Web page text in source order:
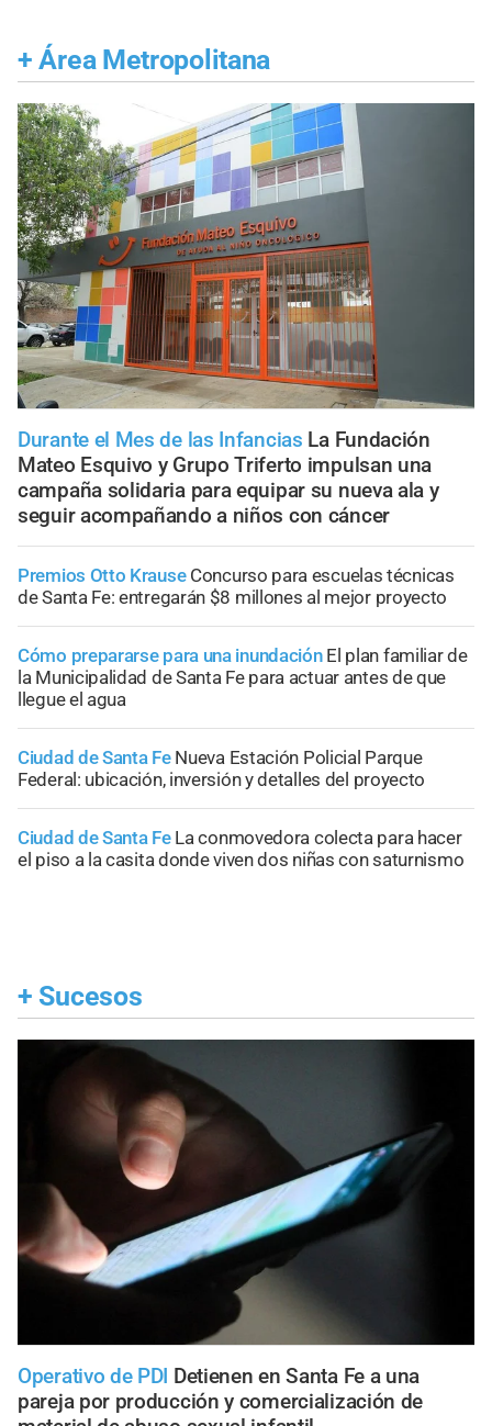
+ Área Metropolitana
Durante el Mes de las Infancias La Fundación
Mateo Esquivo y Grupo Triferto impulsan una
campaña solidaria para equipar su nueva ala y
seguir acompañando a niños con cáncer
Premios Otto Krause Concurso para escuelas técnicas
de Santa Fe: entregarán $8 millones al mejor proyecto
Cómo prepararse para una inundación El plan familiar de
la Municipalidad de Santa Fe para actuar antes de que
llegue el agua
Ciudad de Santa Fe Nueva Estación Policial Parque
Federal: ubicación, inversión y detalles del proyecto
Ciudad de Santa Fe La conmovedora colecta para hacer
el piso a la casita donde viven dos niñas con saturnismo
+ Sucesos
Operativo de PDI Detienen en Santa Fe a una
pareja por producción y comercialización de